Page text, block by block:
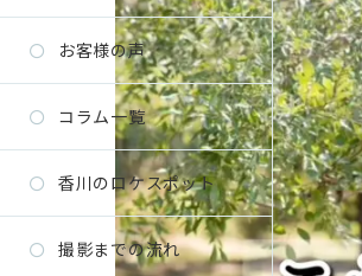
お客様の声
コラム一覧
香川のロケスポット
撮影までの流れ